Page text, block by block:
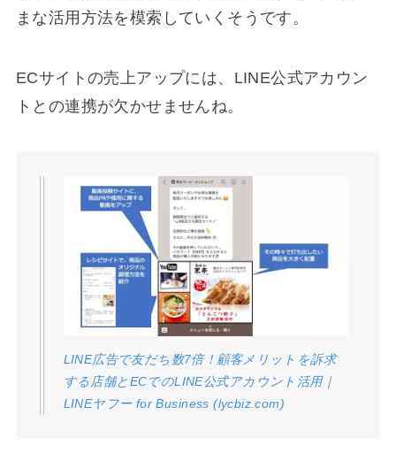
まな活用方法を模索していくそうです。
ECサイトの売上アップには、LINE公式アカウン
トとの連携が欠かせませんね。
LINE広告で友だち数7倍！顧客メリットを訴求
する店舗とECでのLINE公式アカウント活用｜
LINEヤフー for Business (lycbiz.com)